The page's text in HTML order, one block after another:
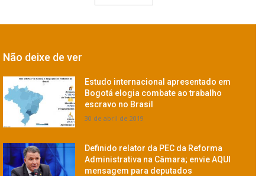
Não deixe de ver
Estudo internacional apresentado em
Bogotá elogia combate ao trabalho
escravo no Brasil
30 de abril de 2019
Definido relator da PEC da Reforma
Administrativa na Câmara; envie AQUI
mensagem para deputados